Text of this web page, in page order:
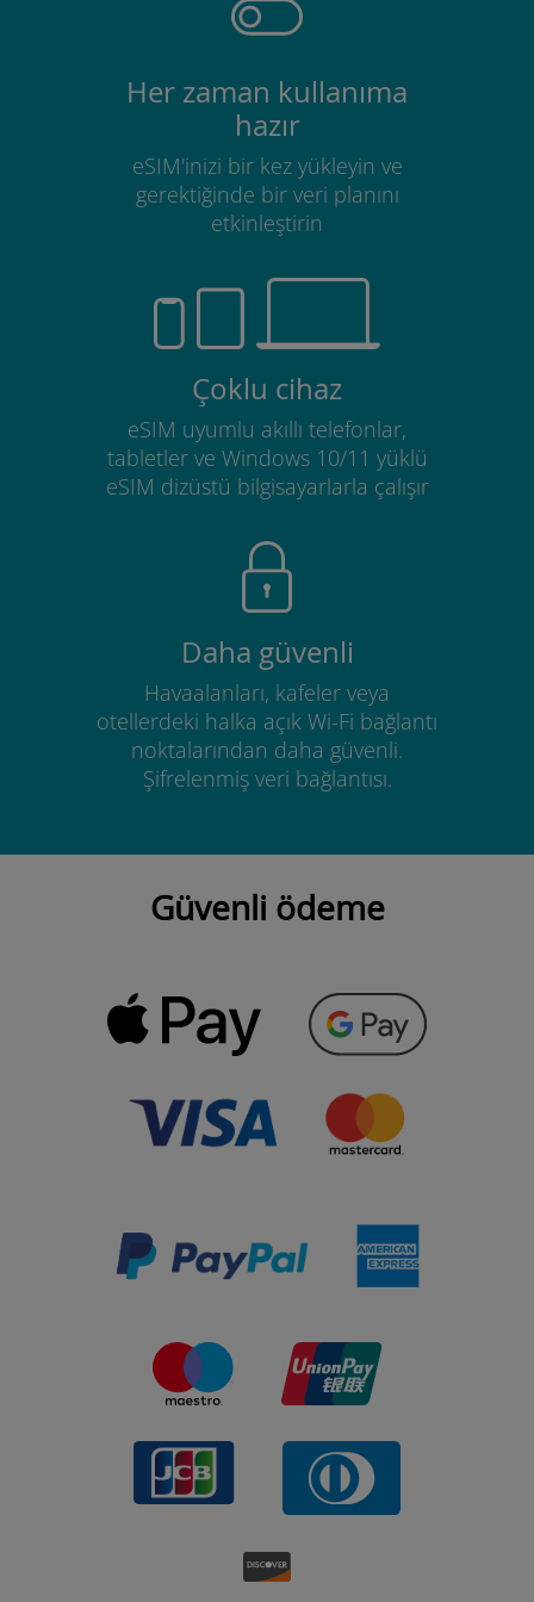
Her zaman kullanıma
hazır
eSIM'inizi bir kez yükleyin ve
gerektiğinde bir veri planını
etkinleştirin
Çoklu cihaz
eSIM uyumlu akıllı telefonlar,
tabletler ve Windows 10/11 yüklü
eSIM dizüstü bilgisayarlarla çalışır
Daha güvenli
Havaalanları, kafeler veya
otellerdeki halka açık Wi-Fi bağlantı
noktalarından daha güvenli.
Şifrelenmiş veri bağlantısı.
Güvenli ödeme